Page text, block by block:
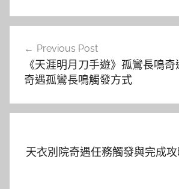
覽
Previous Post
《天涯明月刀手遊》孤鸞長鳴
奇遇孤鸞長鳴觸發方式
天衣別院奇遇任務觸發與完成